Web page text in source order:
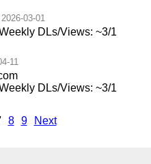
2026-03-01
DLs/Views: ~3/1
11
DLs/Views: ~3/1
8 9 Next